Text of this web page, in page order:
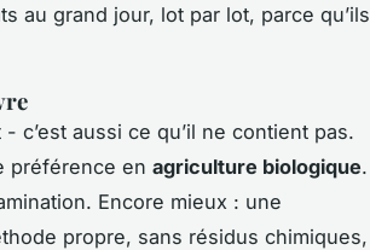
au grand jour, lot par lot, parce qu’ils
c’est aussi ce qu’il ne contient pas.
préférence en agriculture biologique.
Encore mieux : une
propre, sans résidus chimiques,